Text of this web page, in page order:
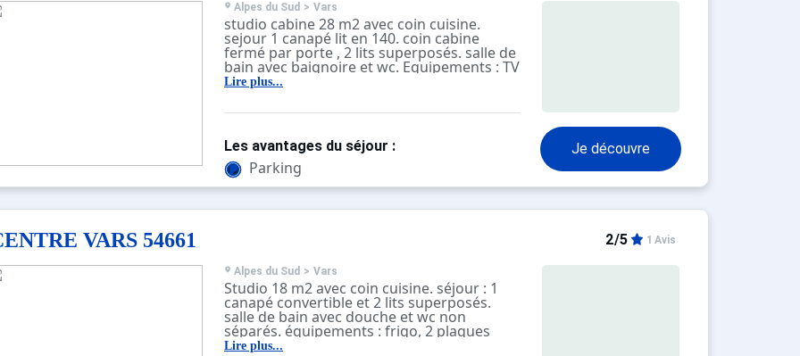
Alpes du Sud > Vars
studio cabine 28 m2 avec coin cuisine.
sejour 1 canapé lit en 140. coin cabine
fermé par porte , 2 lits superposés. salle de
bain avec baignoire et wc. Equipements : TV
réfrigérateur 2 plaques électriques four,
étage avec ascenseur. immeuble
Lire plus...
Je découvre
Les avantages du séjour :
Parking
VARS 54661 2/5 1 Avis
Alpes du Sud > Vars
Studio 18 m2 avec coin cuisine. séjour : 1
canapé convertible et 2 lits superposés.
salle de bain avec douche et wc non
séparés. équipements : frigo, 2 plaques
électriques, micro ondes , télévision écran
Lire plus...